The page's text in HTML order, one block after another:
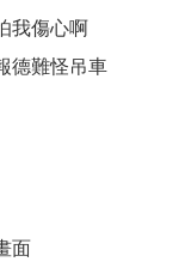
我傷心啊
德難怪吊車
面